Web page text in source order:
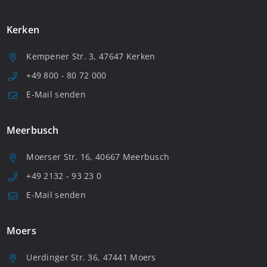
Kerken
Kempener Str. 3, 47647 Kerken
+49 800 - 80 72 000
E-Mail senden
Meerbusch
Moerser Str. 16, 40667 Meerbusch
+49 2132 - 93 23 0
E-Mail senden
Moers
Uerdinger Str. 36, 47441 Moers